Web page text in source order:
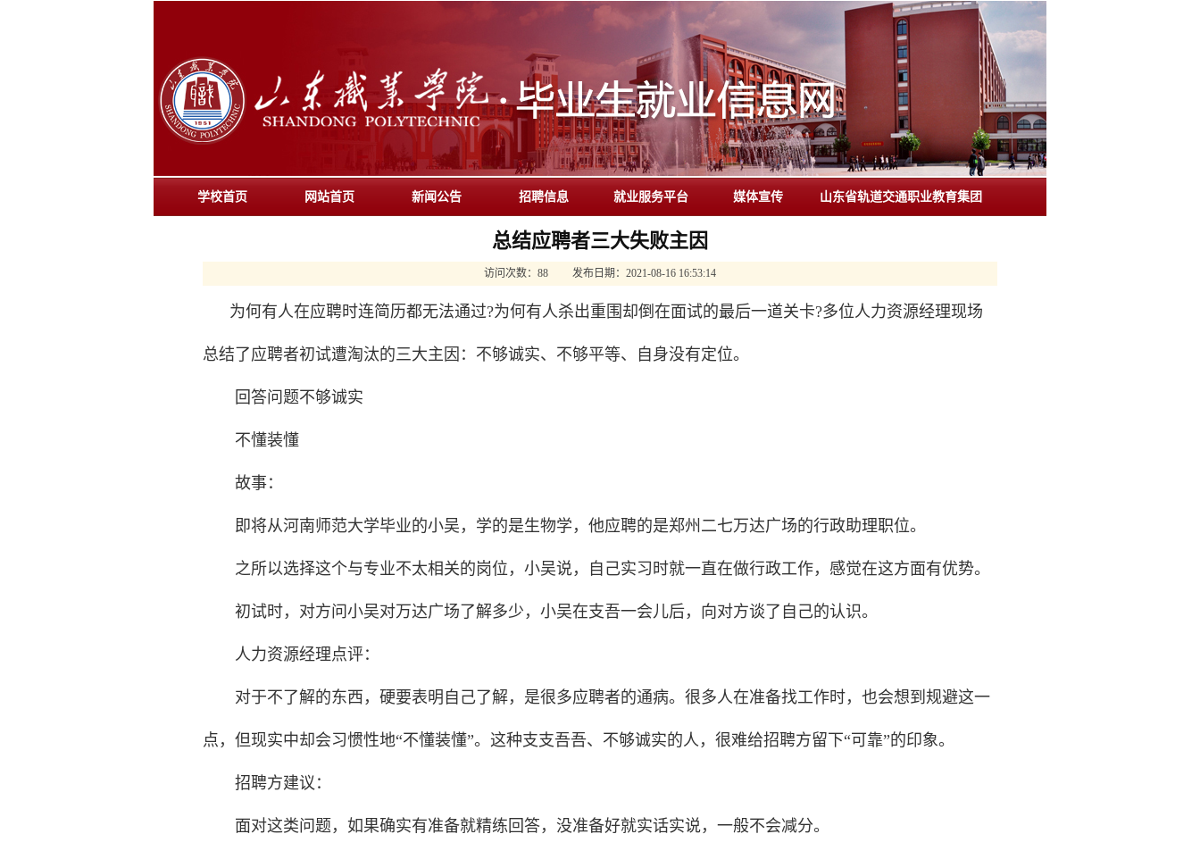
学校首页 网站首页 新闻公告 招聘信息 就业服务平台 媒体宣传 山东省轨道交通职业教育集团
总结应聘者三大失败主因
访问次数： 88 发布日期： 2021-08-16 16:53:14
为何有人在应聘时连简历都无法通过?为何有人杀出重围却倒在面试的最后一道关卡?多位人力资源经理现场
总结了应聘者初试遭淘汰的三大主因：不够诚实、不够平等、自身没有定位。
回答问题不够诚实
不懂装懂
故事：
即将从河南师范大学毕业的小吴，学的是生物学，他应聘的是郑州二七万达广场的行政助理职位。
之所以选择这个与专业不太相关的岗位，小吴说，自己实习时就一直在做行政工作，感觉在这方面有优势。
初试时，对方问小吴对万达广场了解多少，小吴在支吾一会儿后，向对方谈了自己的认识。
人力资源经理点评：
对于不了解的东西，硬要表明自己了解，是很多应聘者的通病。很多人在准备找工作时，也会想到规避这一
点，但现实中却会习惯性地“不懂装懂”。这种支支吾吾、不够诚实的人，很难给招聘方留下“可靠”的印象。
招聘方建议：
面对这类问题，如果确实有准备就精练回答，没准备好就实话实说，一般不会减分。